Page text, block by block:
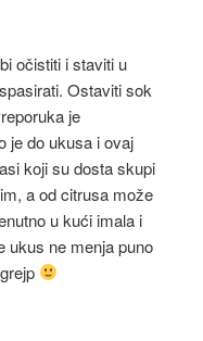
očistiti i staviti u
Ostaviti sok
je
je do ukusa i ovaj
koji su dosta skupi
a od citrusa može
u kući imala i
ukus ne menja puno